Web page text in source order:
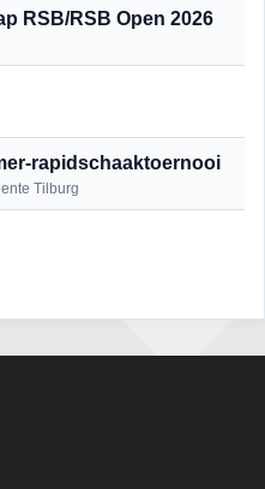
RSB/RSB Open 2026
rapidschaaktoernooi
Tilburg